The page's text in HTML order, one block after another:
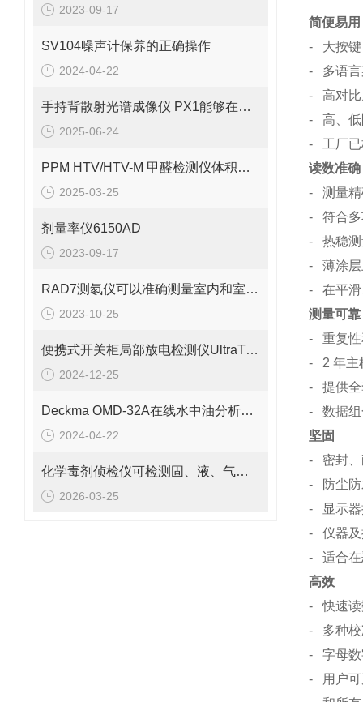
2023-09-17
SV104噪声计保养的正确操作
2024-04-22
手持背散射光谱成像仪 PX1能够在短时间内生成被检测物体的图像
2025-06-24
PPM HTV/HTV-M 甲醛检测仪体积小巧、重量轻便
2025-03-25
剂量率仪6150AD
2023-09-17
RAD7测氡仪可以准确测量室内和室外的氡浓度
2023-10-25
便携式开关柜局部放电检测仪UltraTEV Plus+
2024-12-25
Deckma OMD-32A在线水中油分析仪的参数介绍
2024-04-22
化学毒剂侦检仪可检测固、液、气三态物质
2026-03-25
简便易用
- 大按键
- 多语言
- 高对比
- 高、低
- 工厂已
读数准确
- 测量精
- 符合多
- 热稳测
- 薄涂层
- 在平滑
测量可靠
- 重复性
- 2 年主
- 提供全
- 数据组
坚固
- 密封、
- 防尘防
- 显示器
- 仪器及
-
高效
- 快速读
- 多种校
- 字母数
- 用户可